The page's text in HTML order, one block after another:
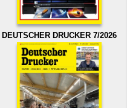
DEUTSCHER DRUCKER 7/2026